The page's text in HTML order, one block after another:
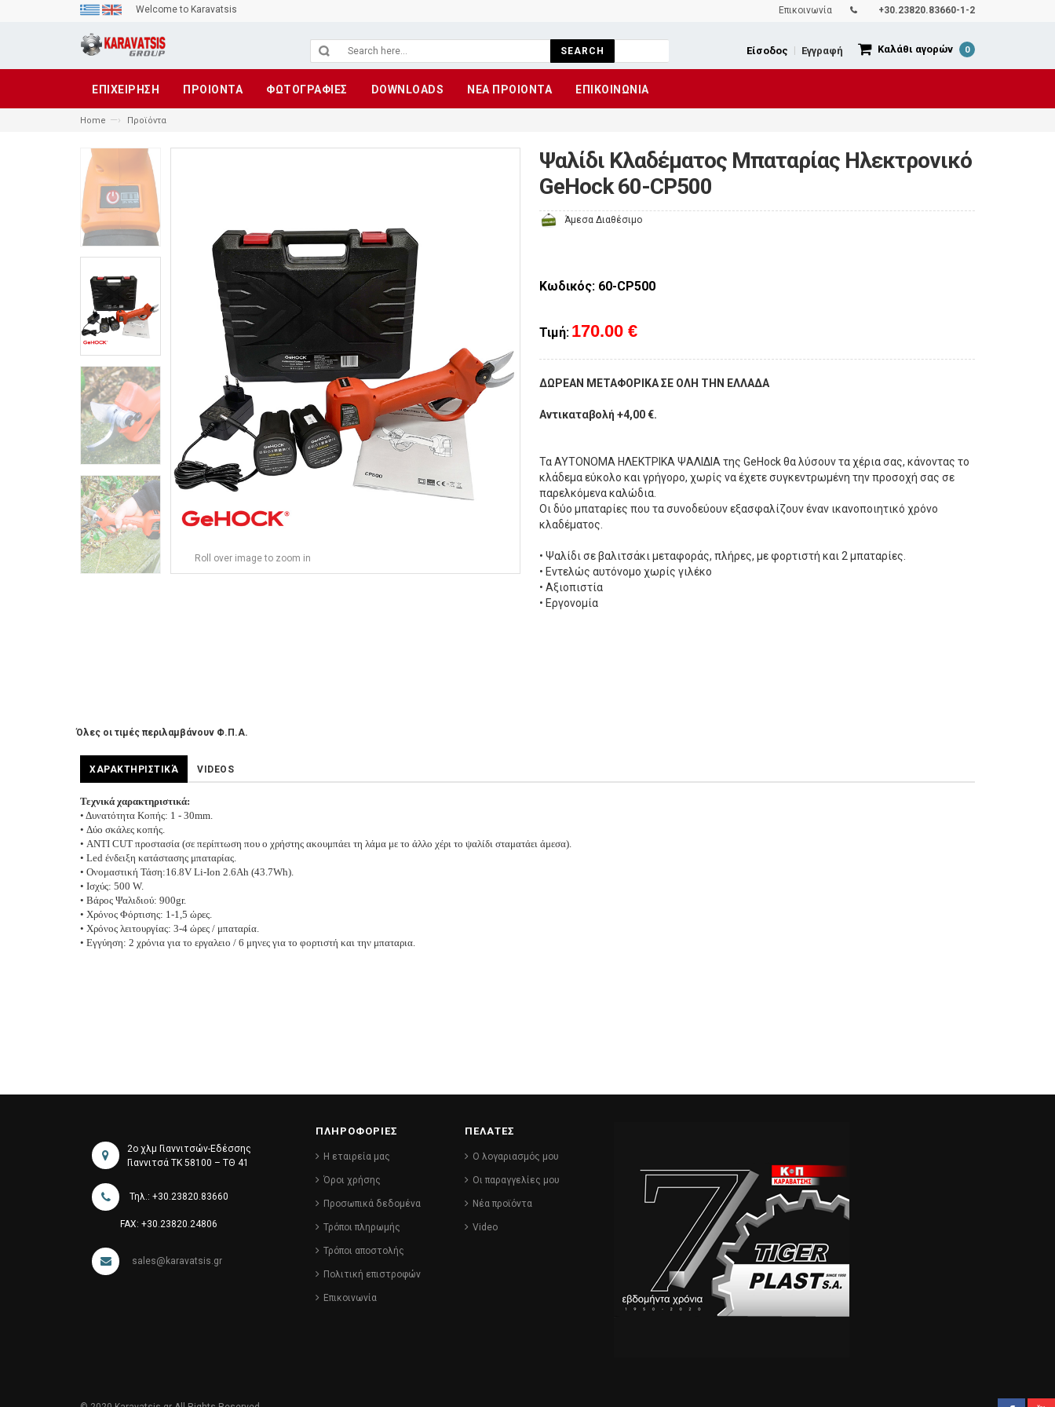
Welcome to Karavatsis Επικοινωνία +30.23820.83660-1-2
SEARCH Καλάθι αγορών 0
Εγγραφή
Είσοδος
ΕΠΙΧΕΙΡΗΣΗ ΠΡΟΙΟΝΤΑ ΦΩΤΟΓΡΑΦΙΕΣ DOWNLOADS ΝΕΑ ΠΡΟΙΟΝΤΑ ΕΠΙΚΟΙΝΩΝΙΑ
Home —› Προϊόντα
Roll over image to zoom in
Ψαλίδι Κλαδέματος Μπαταρίας Ηλεκτρονικό
GeHock 60-CP500
Άμεσα Διαθέσιμο
Κωδικός: 60-CP500
Τιμή: 170.00 €
ΔΩΡΕΑΝ ΜΕΤΑΦΟΡΙΚΑ ΣΕ ΟΛΗ ΤΗΝ ΕΛΛΑΔΑ
Αντικαταβολή +4,00 €.
Τα ΑΥΤΟΝΟΜΑ ΗΛΕΚΤΡΙΚΑ ΨΑΛΙΔΙΑ της GeHock θα λύσουν τα χέρια σας, κάνοντας το
κλάδεμα εύκολο και γρήγορο, χωρίς να έχετε συγκεντρωμένη την προσοχή σας σε
παρελκόμενα καλώδια.
Οι δύο μπαταρίες που τα συνοδεύουν εξασφαλίζουν έναν ικανοποιητικό χρόνο
κλαδέματος.
• Ψαλίδι σε βαλιτσάκι μεταφοράς, πλήρες, με φορτιστή και 2 μπαταρίες.
• Εντελώς αυτόνομο χωρίς γιλέκο
• Αξιοπιστία
• Εργονομία
Όλες οι τιμές περιλαμβάνουν Φ.Π.Α.
ΧΑΡΑΚΤΗΡΙΣΤΙΚΆ VIDEOS
Τεχνικά χαρακτηριστικά:
• Δυνατότητα Κοπής: 1 - 30mm.
• Δύο σκάλες κοπής.
• ANTI CUT προστασία (σε περίπτωση που ο χρήστης ακουμπάει τη λάμα με το άλλο χέρι το ψαλίδι σταματάει άμεσα).
• Led ένδειξη κατάστασης μπαταρίας.
• Ονομαστική Τάση:16.8V Li-Ion 2.6Ah (43.7Wh).
• Ισχύς: 500 W.
• Βάρος Ψαλιδιού: 900gr.
• Χρόνος Φόρτισης: 1-1,5 ώρες.
• Χρόνος λειτουργίας: 3-4 ώρες / μπαταρία.
• Εγγύηση: 2 χρόνια για το εργαλειο / 6 μηνες για το φορτιστή και την μπαταρια.
2ο χλμ Γιαννιτσών-Εδέσσης
Γιαννιτσά ΤΚ 58100 – ΤΘ 41
Τηλ.: +30.23820.83660
FAX: +30.23820.24806
sales@karavatsis.gr
ΠΛΗΡΟΦΟΡΙΕΣ
Η εταιρεία μας
Όροι χρήσης
Προσωπικά δεδομένα
Τρόποι πληρωμής
Τρόποι αποστολής
Πολιτική επιστροφών
Επικοινωνία
ΠΕΛΑΤΕΣ
Ο λογαριασμός μου
Οι παραγγελίες μου
Νέα προϊόντα
Video